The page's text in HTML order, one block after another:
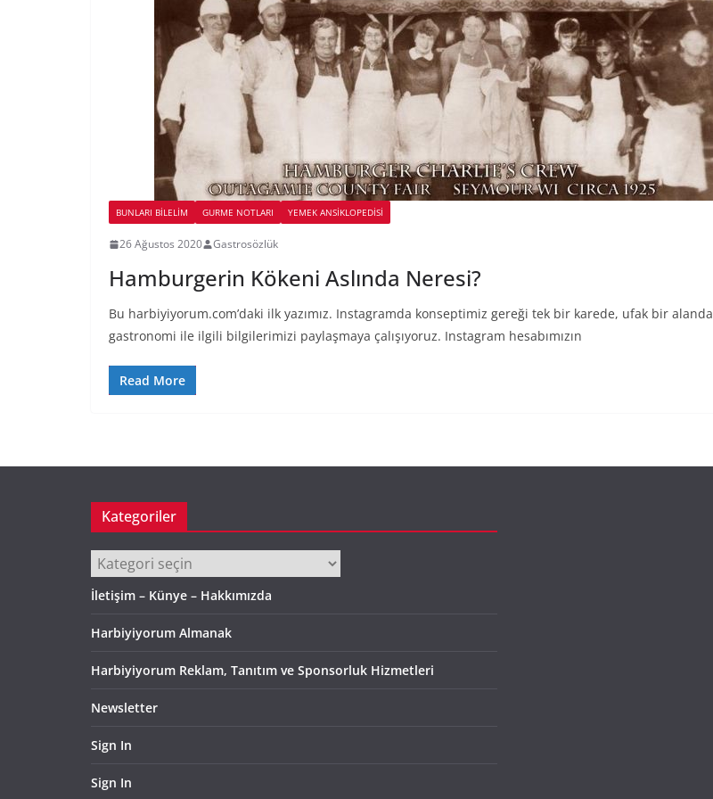
BUNLARI BILELIM GURME NOTLARI YEMEK ANSİKLOPEDİSİ
26 Ağustos 2020 Gastrosözlük
Hamburgerin Kökeni Aslında Neresi?
Bu harbiyiyorum.com’daki ilk yazımız. Instagramda konseptimiz gereği tek bir karede, ufak bir alanda
gastronomi ile ilgili bilgilerimizi paylaşmaya çalışıyoruz. Instagram hesabımızın
Read More
Kategoriler
Kategoriler
İletişim – Künye – Hakkımızda
Harbiyiyorum Almanak
Harbiyiyorum Reklam, Tanıtım ve Sponsorluk Hizmetleri
Newsletter
Sign In
Sign In